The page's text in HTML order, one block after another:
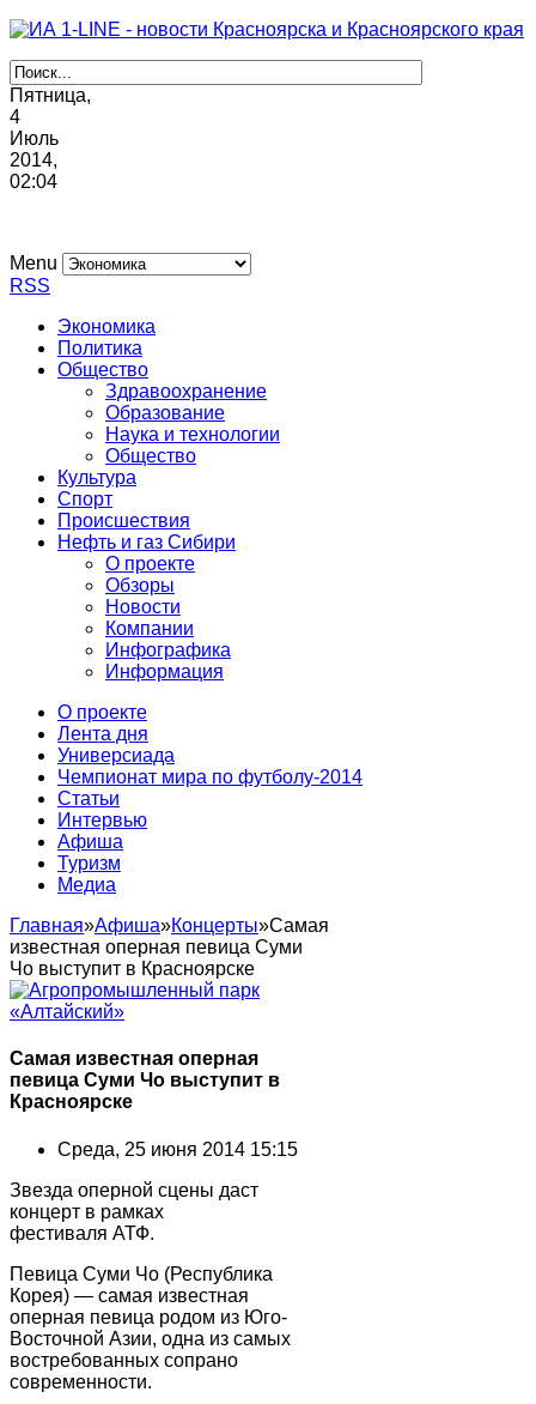
Пятница,
4
Июль
2014,
02:04
Menu
RSS
Экономика
Политика
Общество
Здравоохранение
Образование
Наука и технологии
Общество
Культура
Спорт
Происшествия
Нефть и газ Сибири
О проекте
Обзоры
Новости
Компании
Инфографика
Информация
О проекте
Лента дня
Универсиада
Чемпионат мира по футболу-2014
Статьи
Интервью
Афиша
Туризм
Медиа
Главная»Афиша»Концерты»Самая
известная оперная певица Суми
Чо выступит в Красноярске
Самая известная оперная
певица Суми Чо выступит в
Красноярске
Среда, 25 июня 2014 15:15
Звезда оперной сцены даст
концерт в рамках
фестиваля АТФ.
Певица Суми Чо (Республика
Корея) — самая известная
оперная певица родом из Юго-
Восточной Азии, одна из самых
востребованных сопрано
современности.